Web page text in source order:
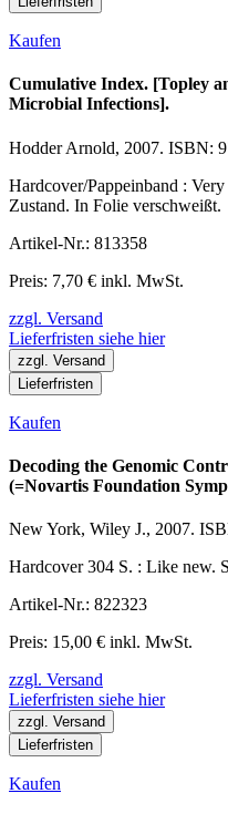
Kaufen
Cumulative Index. [Topley
Microbial Infections].
Hodder Arnold, 2007. ISBN:
Hardcover/Pappeinband :
Zustand. In Folie verschweißt.
Artikel-Nr.: 813358
Preis: 7,70 € inkl. MwSt.
zzgl. Versand
Lieferfristen siehe hier
zzgl. Versand
Lieferfristen
Kaufen
Decoding the Genomic
(=Novartis Foundation
New York, Wiley J., 2007.
Hardcover 304 S. : Like new.
Artikel-Nr.: 822323
Preis: 15,00 € inkl. MwSt.
zzgl. Versand
Lieferfristen siehe hier
zzgl. Versand
Lieferfristen
Kaufen